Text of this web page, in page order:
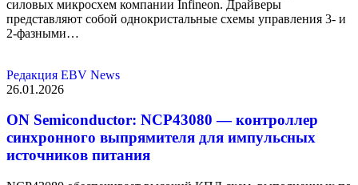
силовых микросхем компании Infineon. Драйверы
представляют собой однокристальные схемы управления 3- и
2-фазными…
Редакция EBV News
26.01.2026
ON Semiconductor: NCP43080 — контроллер
синхронного выпрямителя для импульсных
источников питания